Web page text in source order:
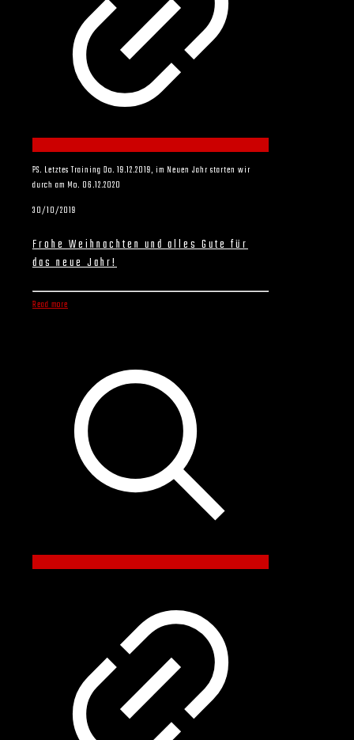
PS. Letztes Training Do. 19.12.2019, im Neuen Jahr starten wir
durch am Mo. 06.12.2020
30/10/2019
Frohe Weihnachten und alles Gute für
das neue Jahr!
Read more